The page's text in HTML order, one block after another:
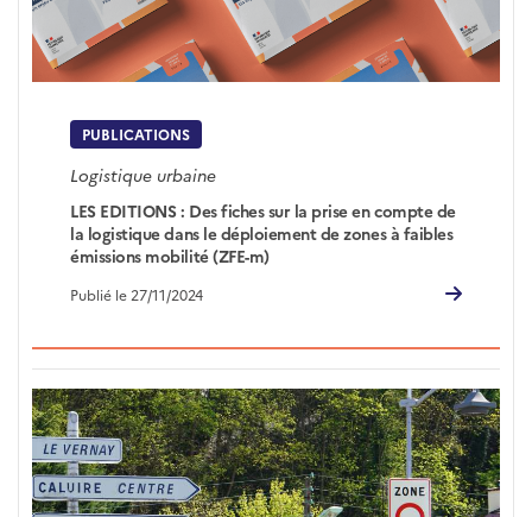
PUBLICATIONS
Logistique urbaine
LES EDITIONS : Des fiches sur la prise en compte de
la logistique dans le déploiement de zones à faibles
émissions mobilité (ZFE-m)
Publié le 27/11/2024